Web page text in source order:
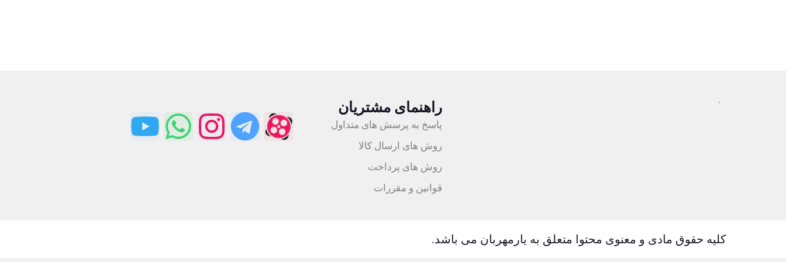
. راهنمای مشتریان
پاسخ به پرسش های متداول
روش های ارسال کالا
روش های پرداخت
قوانین و مقررات
کلیه حقوق مادی و معنوی محتوا متعلق به یارمهربان می باشد.